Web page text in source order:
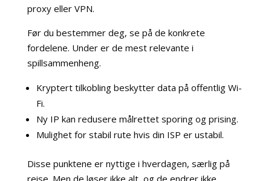
proxy eller VPN.
Før du bestemmer deg, se på de konkrete
fordelene. Under er de mest relevante i
spillsammenheng.
Kryptert tilkobling beskytter data på offentlig Wi-
Fi.
Ny IP kan redusere målrettet sporing og prising.
Mulighet for stabil rute hvis din ISP er ustabil.
Disse punktene er nyttige i hverdagen, særlig på
reise. Men de løser ikke alt, og de endrer ikke